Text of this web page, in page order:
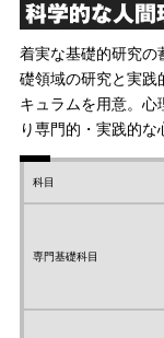
科学的な人間
着実な基礎的研究
礎領域の研究と実践
キュラムを用意。心
り専門的・実践的な
科目
専門基礎科目